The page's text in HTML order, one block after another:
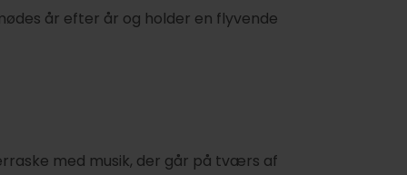
år efter år og holder en flyvende
med musik, der går på tværs af